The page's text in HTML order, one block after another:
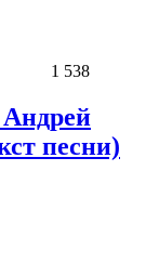
1 538
песни)